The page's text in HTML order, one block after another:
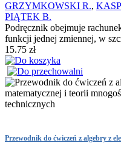
GRZYMKOWSKI R.,
PIĄTEK B.
Podręcznik obejmuje
funkcji jednej zmiennej, w
15.75 zł
Przewodnik do ćwiczeń z algebry z